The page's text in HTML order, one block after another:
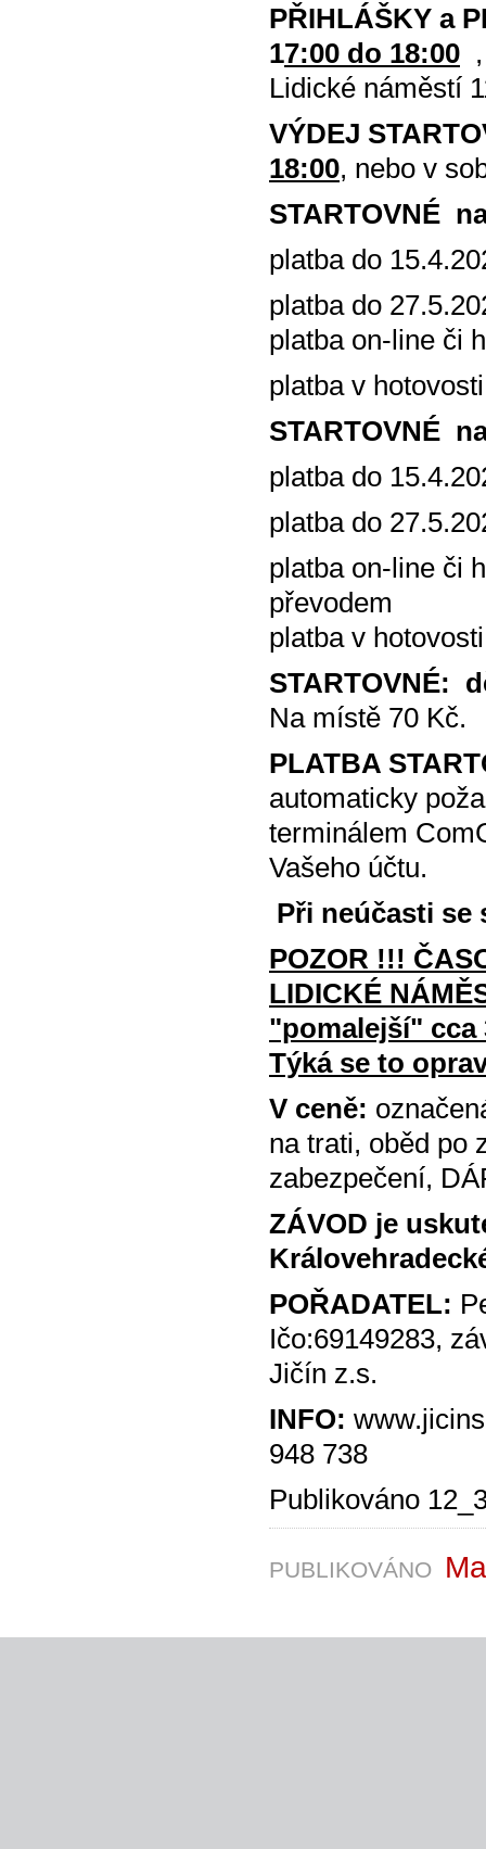
PŘIHLÁŠKY a
17:00 do 18:00
Lidické náměstí
VÝDEJ
18:00, nebo v
STARTOVNÉ
platba do
platba do
platba on-line či
platba v
STARTOVNÉ
platba do
platba do
platba on-line či
převodem
platba v
STARTOVNÉ:
Na místě 70 Kč.
PLATBA
automaticky
terminálem
Vašeho účtu.
Při neúčasti se
POZOR !!!
LIDICKÉ
"pomalejší" cca
Týká se to
V ceně:
na trati, oběd po
zabezpečení,
ZÁVOD je
POŘADATEL:
Ičo:69149283,
Jičín z.s.
INFO:
948 738
Publikováno
PUBLIKOVÁNO